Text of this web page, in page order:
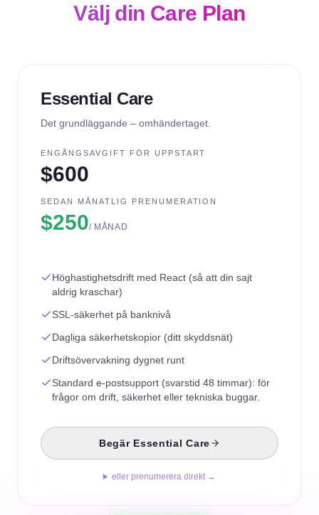
Välj din Care Plan
Essential Care
Det grundläggande – omhändertaget.
ENGÅNGSAVGIFT FÖR UPPSTART
$600
SEDAN MÅNATLIG PRENUMERATION
$250/ MÅNAD
Höghastighetsdrift med React (så att din sajt
aldrig kraschar)
SSL-säkerhet på banknivå
Dagliga säkerhetskopior (ditt skyddsnät)
Driftsövervakning dygnet runt
Standard e-postsupport (svarstid 48 timmar): för
frågor om drift, säkerhet eller tekniska buggar.
Begär Essential Care
eller prenumerera direkt →